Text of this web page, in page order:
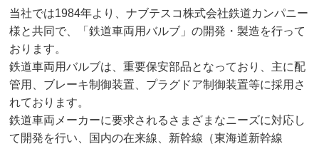
当社では1984年より、ナブテスコ株式会社鉄道カンパニー
様と共同で、「鉄道車両用バルブ」の開発・製造を行って
おります。
鉄道車両用バルブは、重要保安部品となっており、主に配
管用、ブレーキ制御装置、プラグドア制御装置等に採用さ
れております。
鉄道車両メーカーに要求されるさまざまなニーズに対応し
て開発を行い、国内の在来線、新幹線（東海道新幹線